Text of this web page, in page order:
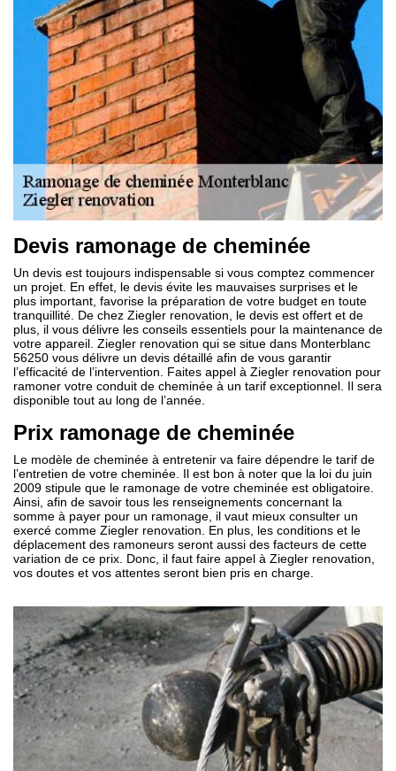
Devis ramonage de cheminée
Un devis est toujours indispensable si vous comptez commencer
un projet. En effet, le devis évite les mauvaises surprises et le
plus important, favorise la préparation de votre budget en toute
tranquillité. De chez Ziegler renovation, le devis est offert et de
plus, il vous délivre les conseils essentiels pour la maintenance de
votre appareil. Ziegler renovation qui se situe dans Monterblanc
56250 vous délivre un devis détaillé afin de vous garantir
l’efficacité de l’intervention. Faites appel à Ziegler renovation pour
ramoner votre conduit de cheminée à un tarif exceptionnel. Il sera
disponible tout au long de l’année.
Prix ramonage de cheminée
Le modèle de cheminée à entretenir va faire dépendre le tarif de
l’entretien de votre cheminée. Il est bon à noter que la loi du juin
2009 stipule que le ramonage de votre cheminée est obligatoire.
Ainsi, afin de savoir tous les renseignements concernant la
somme à payer pour un ramonage, il vaut mieux consulter un
exercé comme Ziegler renovation. En plus, les conditions et le
déplacement des ramoneurs seront aussi des facteurs de cette
variation de ce prix. Donc, il faut faire appel à Ziegler renovation,
vos doutes et vos attentes seront bien pris en charge.